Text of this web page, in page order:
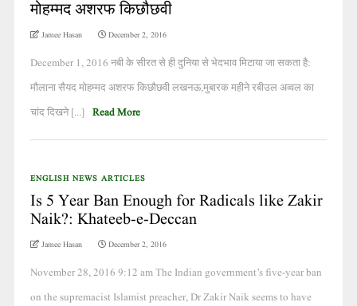
मोहम्मद अशरफ किछौछवी
Jamee Hasan December 2, 2016
December 1, 2016 नबी के सीरत से ही दुनिया से भेदभाव मिटाया जा सकता है:
मौलाना सैयद मोहम्मद अशरफ किछौछवी लखनऊ,मुबारक महीने रबीउल अव्वल का
चांद दिखने [...] Read More
ENGLISH NEWS ARTICLES
Is 5 Year Ban Enough for Radicals like Zakir
Naik?: Khateeb-e-Deccan
Jamee Hasan December 2, 2016
November 28, 2016 9:12 am The Indian government’s five-year ban
on the supremacist Islamist preacher, Dr Zakir Naik seems to have